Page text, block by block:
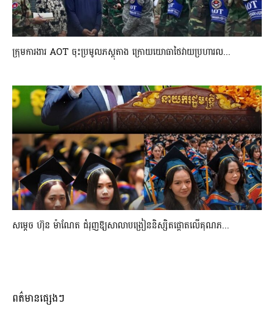
ក្រុមការងារ AOT ចុះប្រមូលភស្តុតាង ក្រោយយោធាថៃវាយប្រហារល...
សម្តេច ហ៊ុន ម៉ាណែត ជំរុញឱ្យសាលាបង្រៀននិស្សិតផ្តោតលើគុណភ...
ពត៌មានផ្សេងៗ